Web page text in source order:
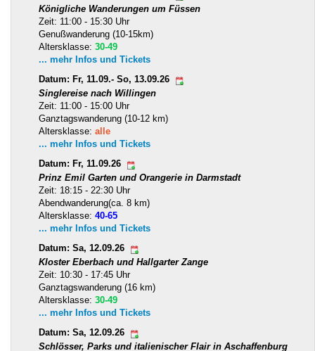
Königliche Wanderungen um Füssen
Zeit: 11:00 - 15:30 Uhr
Genußwanderung (10-15km)
Altersklasse: 30-49
... mehr Infos und Tickets
Datum: Fr, 11.09.- So, 13.09.26
Singlereise nach Willingen
Zeit: 11:00 - 15:00 Uhr
Ganztagswanderung (10-12 km)
Altersklasse: alle
... mehr Infos und Tickets
Datum: Fr, 11.09.26
Prinz Emil Garten und Orangerie in Darmstadt
Zeit: 18:15 - 22:30 Uhr
Abendwanderung(ca. 8 km)
Altersklasse: 40-65
... mehr Infos und Tickets
Datum: Sa, 12.09.26
Kloster Eberbach und Hallgarter Zange
Zeit: 10:30 - 17:45 Uhr
Ganztagswanderung (16 km)
Altersklasse: 30-49
... mehr Infos und Tickets
Datum: Sa, 12.09.26
Schlösser, Parks und italienischer Flair in Aschaffenburg